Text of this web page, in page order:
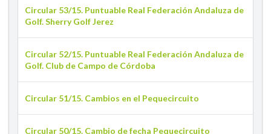
Circular 53/15. Puntuable Real Federación Andaluza de
Golf. Sherry Golf Jerez
Circular 52/15. Puntuable Real Federación Andaluza de
Golf. Club de Campo de Córdoba
Circular 51/15. Cambios en el Pequecircuito
Circular 50/15. Cambio de fecha Pequecircuito